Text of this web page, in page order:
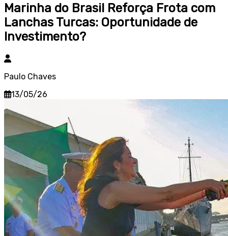
Marinha do Brasil Reforça Frota com
Lanchas Turcas: Oportunidade de
Investimento?
Paulo Chaves
13/05/26